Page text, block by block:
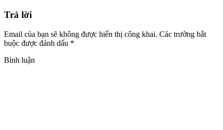
Trả lời
Email của bạn sẽ không được hiển thị công khai. Các trường bắt
buộc được đánh dấu *
Bình luận